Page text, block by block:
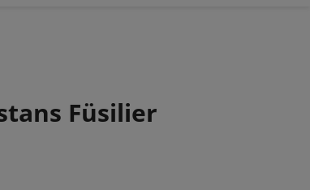
Füsilier